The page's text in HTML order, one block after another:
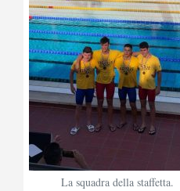
La squadra della staffetta.